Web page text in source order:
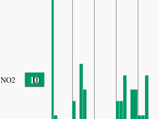
NO2 10